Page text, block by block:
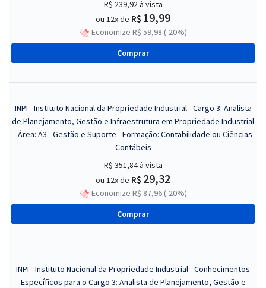
R$ 239,92à vista
ou 12x de R$ 19,99
Economize R$ 59,98 (-20%)
Comprar
INPI - Instituto Nacional da Propriedade Industrial - Cargo 3: Analista
de Planejamento, Gestão e Infraestrutura em Propriedade Industrial
- Área: A3 - Gestão e Suporte - Formação: Contabilidade ou Ciências
Contábeis
R$ 351,84à vista
ou 12x de R$ 29,32
Economize R$ 87,96 (-20%)
Comprar
INPI - Instituto Nacional da Propriedade Industrial - Conhecimentos
Específicos para o Cargo 3: Analista de Planejamento, Gestão e